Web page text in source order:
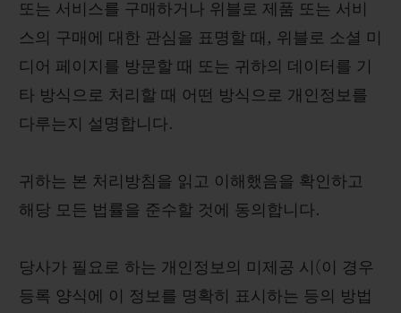
또는 서비스를 구매하거나 위블로 제품 또는 서비
스의 구매에 대한 관심을 표명할 때, 위블로 소셜 미
디어 페이지를 방문할 때 또는 귀하의 데이터를 기
타 방식으로 처리할 때 어떤 방식으로 개인정보를
다루는지 설명합니다.
귀하는 본 처리방침을 읽고 이해했음을 확인하고
해당 모든 법률을 준수할 것에 동의합니다.
당사가 필요로 하는 개인정보의 미제공 시(이 경우
등록 양식에 이 정보를 명확히 표시하는 등의 방법
부티크 검색